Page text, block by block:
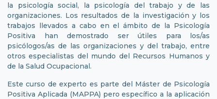
la psicología social, la psicología del trabajo y de las
organizaciones. Los resultados de la investigación y los
trabajos llevados a cabo en el ámbito de la Psicología
Positiva han demostrado ser útiles para los/as
psicólogos/as de las organizaciones y del trabajo, entre
otros especialistas del mundo del Recursos Humanos y
de la Salud Ocupacional.
Este curso de experto es parte del Máster de Psicología
Positiva Aplicada (MAPPA) pero específico a la aplicación